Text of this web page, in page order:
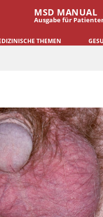
MSD MANUAL
Ausgabe für
THEMEN